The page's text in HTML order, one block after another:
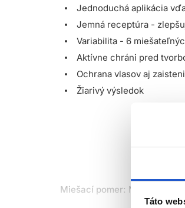
Táto
Jednoduchá aplikácia
Jemná receptúra -
Variabilita - 6
Aktívne chráni pred
Ochrana vlasov aj
Žiarivý výsledok
Miešací pomer: Miešajte v